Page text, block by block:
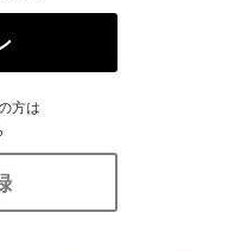
方は